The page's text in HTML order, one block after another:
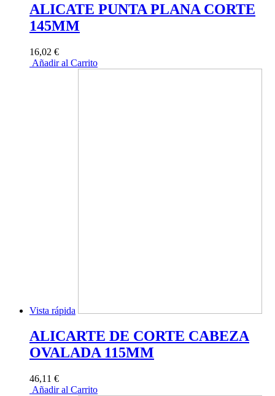
ALICATE PUNTA PLANA CORTE
145MM
16,02 €
Añadir al Carrito
Vista rápida
ALICARTE DE CORTE CABEZA
OVALADA 115MM
46,11 €
Añadir al Carrito